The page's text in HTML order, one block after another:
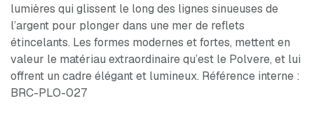
lumières qui glissent le long des lignes sinueuses de
l’argent pour plonger dans une mer de reflets
étincelants. Les formes modernes et fortes, mettent en
valeur le matériau extraordinaire qu’est le Polvere, et lui
offrent un cadre élégant et lumineux. Référence interne :
BRC-PLO-027